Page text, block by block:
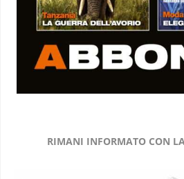
RIMANI INFORMATO CON